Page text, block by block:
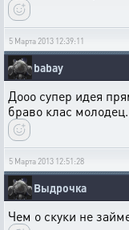
5 Марта 2013 12:39:11
babay
Дооо супер идея
браво клас молодец.
5 Марта 2013 12:51:28
Выдрочка
Чем о скуки не